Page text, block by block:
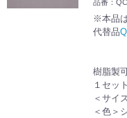
品番：
※本品
代替品
樹脂製
１セッ
＜サイ
＜色＞